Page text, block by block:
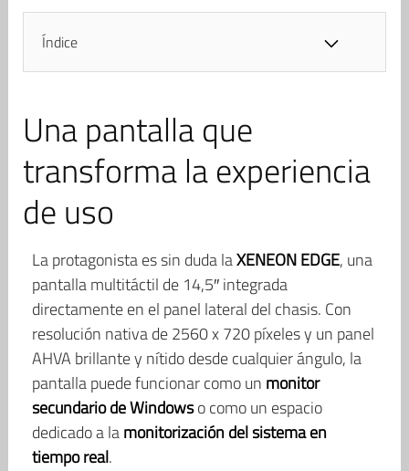
Índice
Una pantalla que
transforma la experiencia
de uso
La protagonista es sin duda laXENEON EDGE, una
pantalla multitáctil de 14,5″ integrada
directamente en el panel lateral del chasis. Con
resolución nativa de 2560 x 720 píxeles y un panel
AHVA brillante y nítido desde cualquier ángulo, la
pantalla puede funcionar como un monitor
secundario de Windowso como un espacio
dedicado a lamonitorización del sistema en
tiempo real.